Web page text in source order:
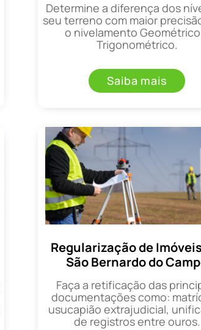
Determine a diferença dos
seu terreno com maior
o nivelamento
Trigonométrico.
Saiba mais
Regularização de
São Bernardo do
Faça a retificação das
documentações como:
usucapião extrajudicial,
de registros entre ouros.